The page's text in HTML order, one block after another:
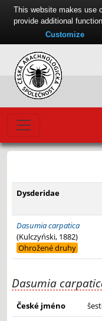
−
Dysderidae
Dasumia carpatica
(Kulczyński, 1882)
Ohrožené druhy
Dasumia
České jméno
This website makes use
provide additional
Customize